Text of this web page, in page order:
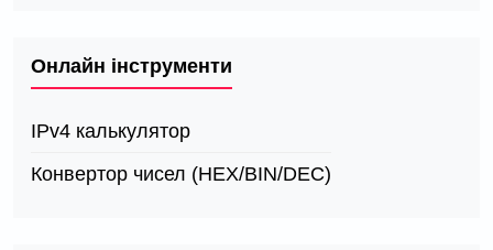
Онлайн інструменти
IPv4 калькулятор
Конвертор чисел (HEX/BIN/DEC)